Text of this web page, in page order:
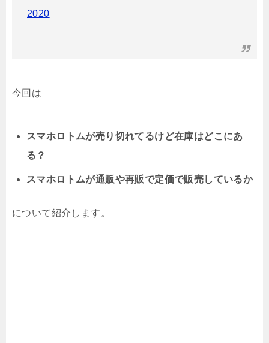
2020
今回は
スマホロトムが売り切れてるけど在庫はどこにあ
る？
スマホロトムが通販や再販で定価で販売しているか
について紹介します。